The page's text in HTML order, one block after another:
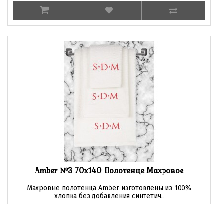
Amber №3 70х140 Полотенце Махровое
Махровые полотенца Amber изготовлены из 100%
хлопка без добавления синтетич..